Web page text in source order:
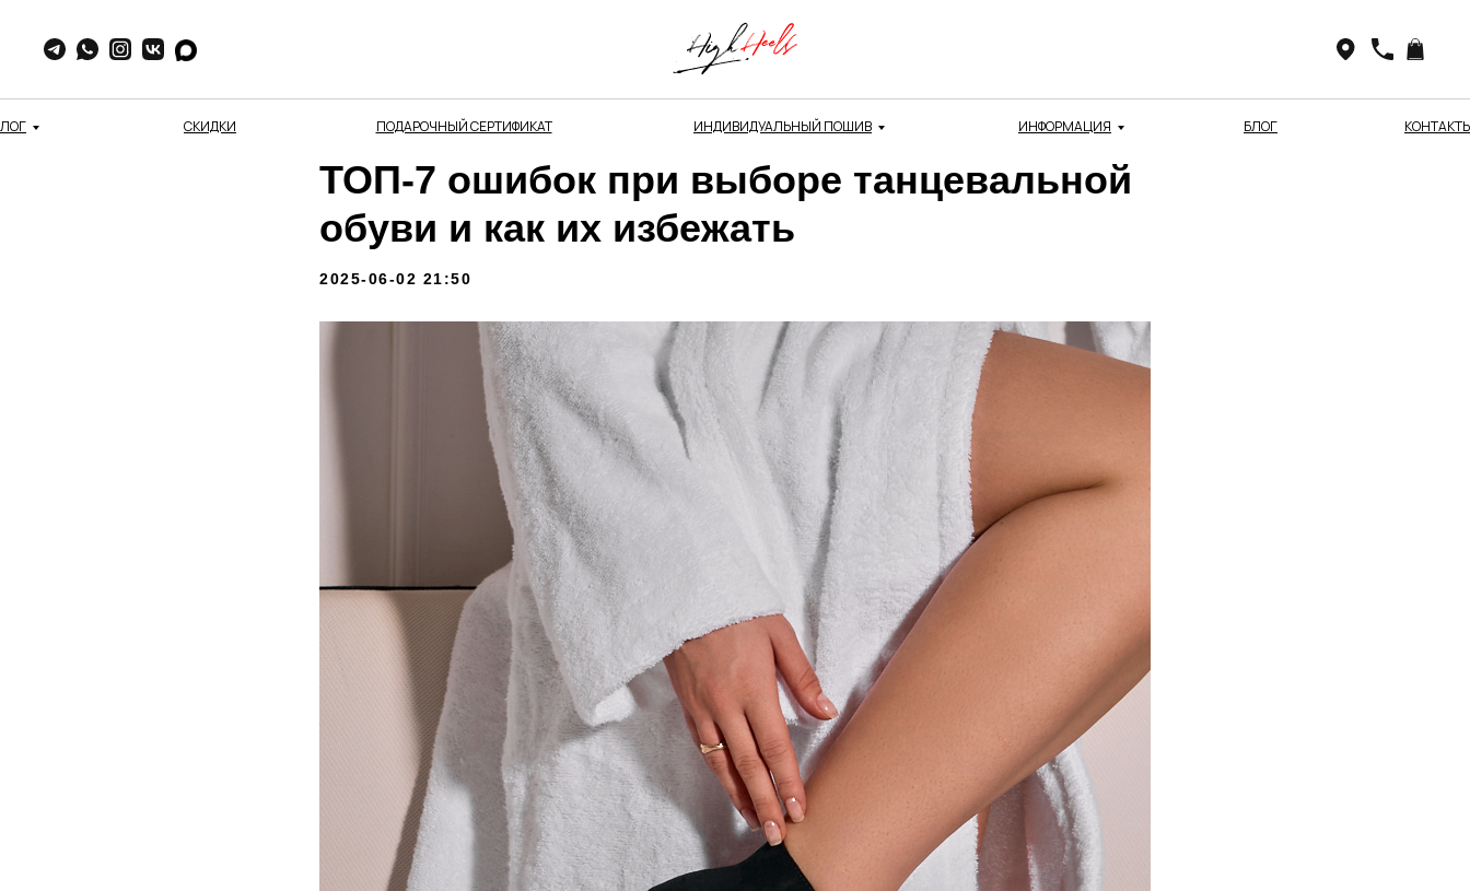
ПОДАРОЧНЫЙ СЕРТИФИКАТ ИНДИВИДУАЛЬНЫЙ ПОШИВ
СКИДКИ ИНФОРМАЦИЯ БЛОГ
ТОП-7 ошибок при выборе танцевальной
обуви и как их избежать
2025-06-02 21:50